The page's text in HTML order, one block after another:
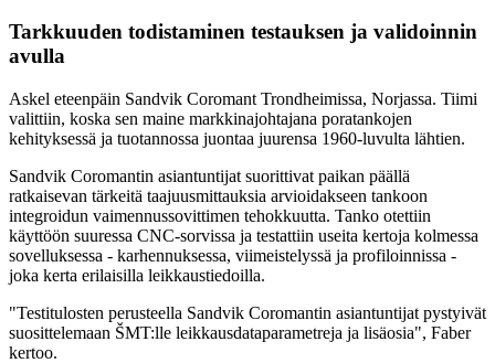
Tarkkuuden todistaminen testauksen ja validoinnin
avulla
Askel eteenpäin Sandvik Coromant Trondheimissa, Norjassa. Tiimi
valittiin, koska sen maine markkinajohtajana poratankojen
kehityksessä ja tuotannossa juontaa juurensa 1960-luvulta lähtien.
Sandvik Coromantin asiantuntijat suorittivat paikan päällä
ratkaisevan tärkeitä taajuusmittauksia arvioidakseen tankoon
integroidun vaimennussovittimen tehokkuutta. Tanko otettiin
käyttöön suuressa CNC-sorvissa ja testattiin useita kertoja kolmessa
sovelluksessa - karhennuksessa, viimeistelyssä ja profiloinnissa -
joka kerta erilaisilla leikkaustiedoilla.
"Testitulosten perusteella Sandvik Coromantin asiantuntijat pystyivät
suosittelemaan ŠMT:lle leikkausdataparametreja ja lisäosia", Faber
kertoo.